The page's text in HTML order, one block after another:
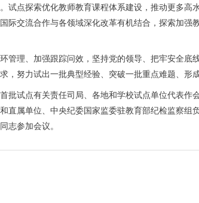
点探索优化教师教育课程体系建设，推动更多高
交流合作与各领域深化改革有机结合，探索加强
理、加强跟踪问效，坚持党的领导、把牢安全底
努力试出一批典型经验、突破一批重点难题、形
试点有关责任司局、各地和学校试点单位代表作
属单位、中央纪委国家监委驻教育部纪检监察组
志参加会议。